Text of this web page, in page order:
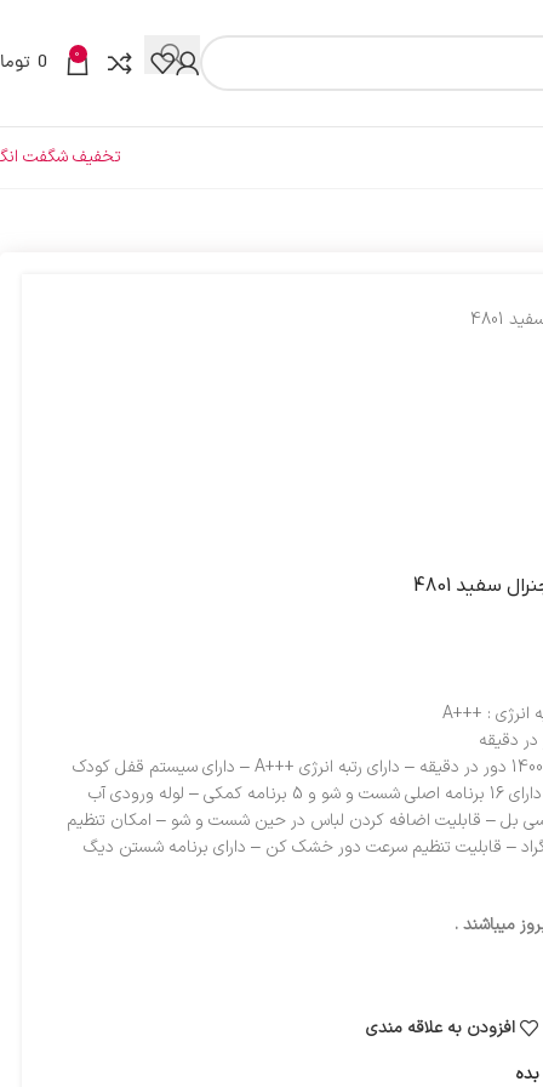
0
0
تخفیف شگفت
موتور پرقدرت با سرعت چرخش 1400 دور در دقیقه – دارای رتبه انرژی +++A – دارای سیستم قفل کودک
– دارای صفحه نمایشگر LCD – دارای 16 برنامه اصلی شست و شو و 5 برنامه کمکی – لوله ورودی آب
و گرم – میزان صدای 59 دسی بل – قابلیت اضافه کردن لباس در حین شست و شو – امکان تنظیم
90 درجه سانتیگراد – قابلیت تنظیم سرعت دور خشک کن – دارای برنامه شستن دیگ
میباشند .
افزودن به علاقه مندی